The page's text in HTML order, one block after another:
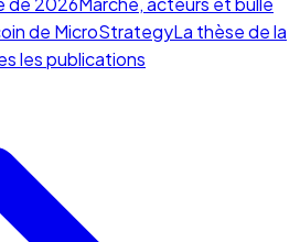
de MicroStrategyLa thèse de la
les publications